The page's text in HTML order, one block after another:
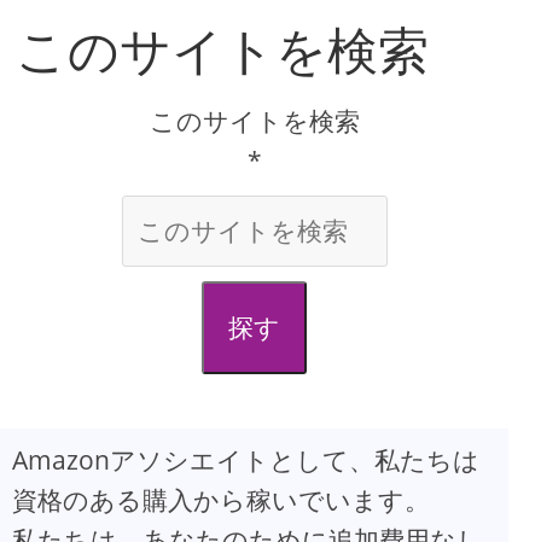
V
i
d
e
このサイトを検索
このサイトを検索
*
探す
Amazonアソシエイトとして、私たちは
資格のある購入から稼いでいます。